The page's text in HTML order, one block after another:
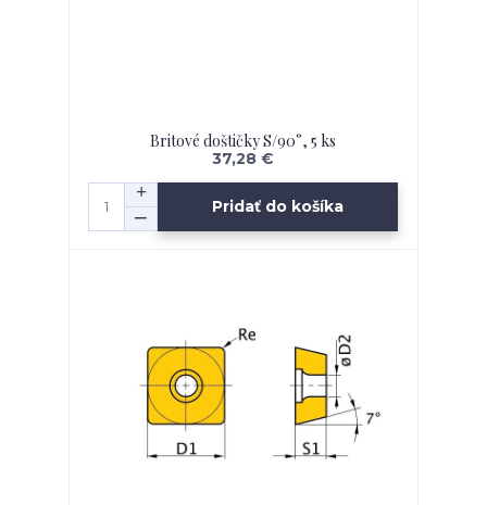
Britové doštičky S/90°, 5 ks
37,28 €
Pridať do košíka